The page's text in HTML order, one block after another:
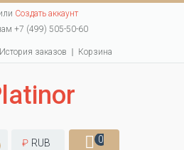
Создать аккаунт
+7 (499) 505-50-60
История заказов Корзина
₽ RUB 0